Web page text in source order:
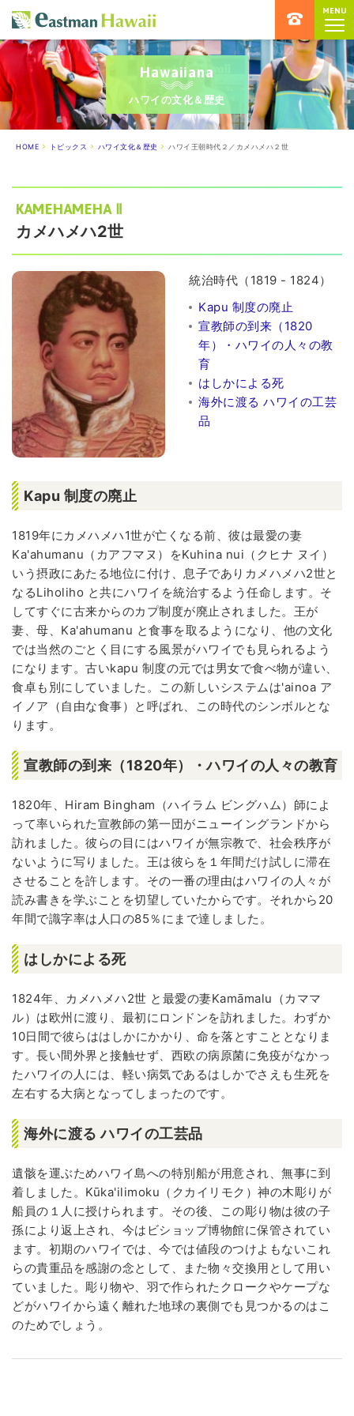
MENU
ハワイ留学専門店 イーストマンハ
Hawaiiana
ハワイの文化＆歴史
HOME トピックス ハワイ文化＆歴史 ハワイ王朝時代２／カメハメハ２世
KAMEHAMEHA Ⅱ
カメハメハ2世
統治時代（1819 - 1824）
Kapu 制度の廃止
宣教師の到来（1820
年）・ハワイの人々の教
育
はしかによる死
海外に渡る ハワイの工芸
品
Kapu 制度の廃止
1819年にカメハメハ1世が亡くなる前、彼は最愛の妻
Ka'ahumanu（カアフマヌ）をKuhina nui（クヒナ ヌイ）
いう摂政にあたる地位に付け、息子でありカメハメハ2世と
なるLiholiho と共にハワイを統治するよう任命します。そ
してすぐに古来からのカプ制度が廃止されました。王が
妻、母、Ka'ahumanu と食事を取るようになり、他の文化
では当然のごとく目にする風景がハワイでも見られるよう
になります。古いkapu 制度の元では男女で食べ物が違い、
食卓も別にしていました。この新しいシステムは'ainoa ア
イノア（自由な食事）と呼ばれ、この時代のシンボルとな
ります。
宣教師の到来（1820年）・ハワイの人々の教育
1820年、Hiram Bingham（ハイラム ビングハム）師によ
って率いられた宣教師の第一団がニューイングランドから
訪れました。彼らの目にはハワイが無宗教で、社会秩序が
ないように写りました。王は彼らを１年間だけ試しに滞在
させることを許します。その一番の理由はハワイの人々が
読み書きを学ぶことを切望していたからです。それから20
年間で識字率は人口の85％にまで達しました。
はしかによる死
1824年、カメハメハ2世 と最愛の妻Kamāmalu（カママ
ル）は欧州に渡り、最初にロンドンを訪れました。わずか
10日間で彼らははしかにかかり、命を落とすこととなりま
す。長い間外界と接触せず、西欧の病原菌に免疫がなかっ
たハワイの人には、軽い病気であるはしかでさえも生死を
左右する大病となってしまったのです。
海外に渡る ハワイの工芸品
遺骸を運ぶためハワイ島への特別船が用意され、無事に到
着しました。Kūka'ilimoku（クカイリモク）神の木彫りが
船員の１人に授けられます。その後、この彫り物は彼の子
孫により返上され、今はビショップ博物館に保管されてい
ます。初期のハワイでは、今では値段のつけよもないこれ
らの貴重品を感謝の念として、また物々交換用として用い
ていました。彫り物や、羽で作られたクロークやケープな
どがハワイから遠く離れた地球の裏側でも見つかるのはこ
のためでしょう。